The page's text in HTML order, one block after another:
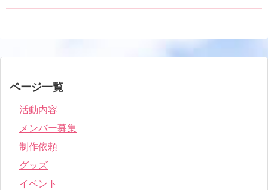
ページ一覧
活動内容
メンバー募集
制作依頼
グッズ
イベント